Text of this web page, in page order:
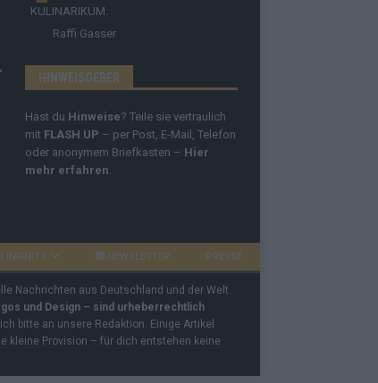
KULINARIKUM.
Raffi Gasser
HINWEISGEBER
Hast du Hinweise? Teile sie vertraulich
mit FLASH UP – per Post, E-Mail, Telefon
oder anonymem Briefkasten – Hier
mehr erfahren.
INFINITY NEWSLETTER PRESSE
Nachrichten aus Deutschland und der Welt.
und Design – sind urheberrechtlich
bitte an unsere Redaktion. Einige Artikel
kleine Provision – für dich entstehen keine